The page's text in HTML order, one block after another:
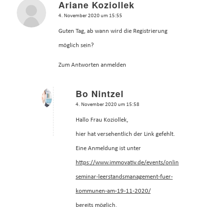
Ariane Koziollek
sagte:
4. November 2020 um 15:55
Guten Tag, ab wann wird die Registrierung
möglich sein?
Zum Antworten anmelden
Bo Nintzel
sagte:
4. November 2020 um 15:58
Hallo Frau Koziollek,
hier hat versehentlich der Link gefehlt.
Eine Anmeldung ist unter
https://www.immovativ.de/events/online-
seminar-leerstandsmanagement-fuer-
kommunen-am-19-11-2020/
bereits möglich.